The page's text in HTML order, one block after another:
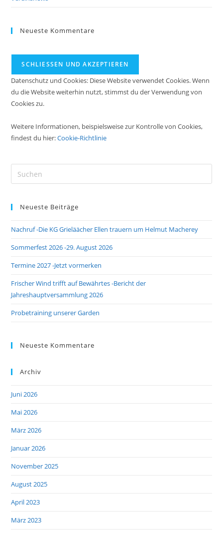
Neueste Kommentare
Datenschutz und Cookies: Diese Website verwendet Cookies. Wenn
du die Website weiterhin nutzt, stimmst du der Verwendung von
Cookies zu.
Weitere Informationen, beispielsweise zur Kontrolle von Cookies,
findest du hier:Cookie-Richtlinie
Neueste Beiträge
Nachruf -Die KG Grieläächer Ellen trauern um Helmut Macherey
Sommerfest 2026 -29. August 2026
Termine 2027 -Jetzt vormerken
Frischer Wind trifft auf Bewährtes -Bericht der
Jahreshauptversammlung 2026
Probetraining unserer Garden
Neueste Kommentare
Archiv
Juni 2026
Mai 2026
März 2026
Januar 2026
November 2025
August 2025
April 2023
März 2023